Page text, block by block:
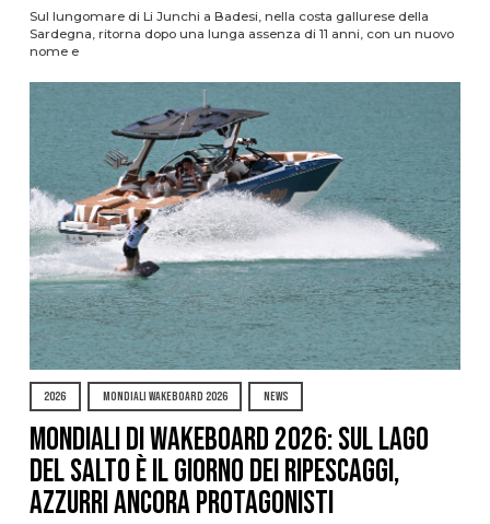
Sul lungomare di Li Junchi a Badesi, nella costa gallurese della
Sardegna, ritorna dopo una lunga assenza di 11 anni, con un nuovo
nome e
2026 MONDIALI WAKEBOARD 2026 NEWS
Mondiali di Wakeboard 2026: sul Lago
del Salto è il giorno dei ripescaggi,
azzurri ancora protagonisti